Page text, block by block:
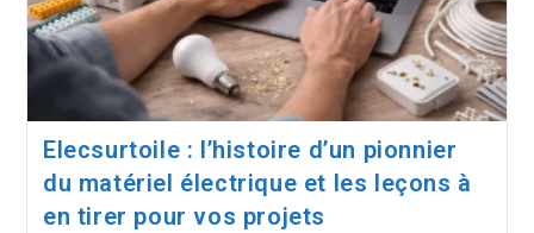
Elecsurtoile : l’histoire d’un pionnier
du matériel électrique et les leçons à
en tirer pour vos projets